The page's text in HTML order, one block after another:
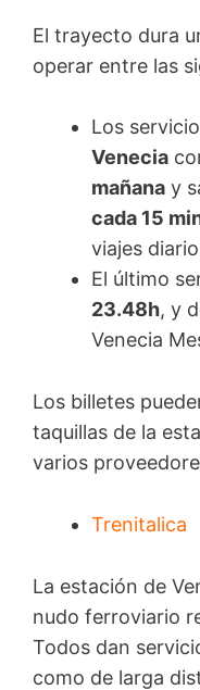
El trayecto dura
operar entre las
Los
Venecia
mañana y
cada 15
viajes
El último
23.48h, y
Venecia
Los billetes
taquillas de la
varios
Trenitalica
La estación de
nudo ferroviario
Todos dan
como de larga